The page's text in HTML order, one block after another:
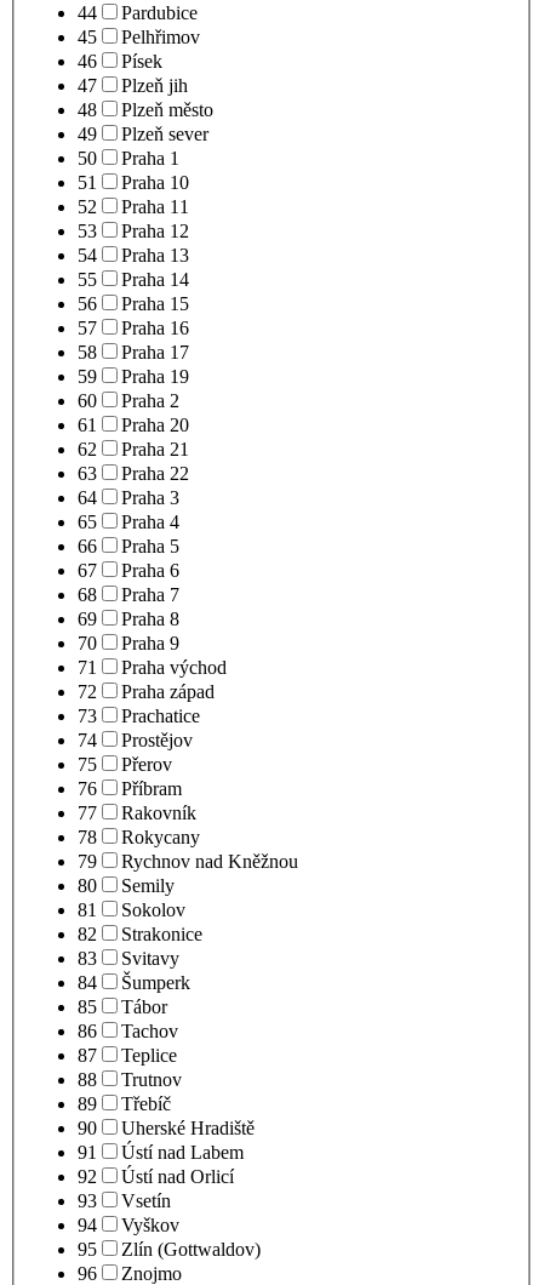
44
Pardubice
45
Pelhřimov
46
Písek
47
Plzeň jih
48
Plzeň město
49
Plzeň sever
50
Praha 1
51
Praha 10
52
Praha 11
53
Praha 12
54
Praha 13
55
Praha 14
56
Praha 15
57
Praha 16
58
Praha 17
59
Praha 19
60
Praha 2
61
Praha 20
62
Praha 21
63
Praha 22
64
Praha 3
65
Praha 4
66
Praha 5
67
Praha 6
68
Praha 7
69
Praha 8
70
Praha 9
71
Praha východ
72
Praha západ
73
Prachatice
74
Prostějov
75
Přerov
76
Příbram
77
Rakovník
78
Rokycany
79
Rychnov nad Kněžnou
80
Semily
81
Sokolov
82
Strakonice
83
Svitavy
84
Šumperk
85
Tábor
86
Tachov
87
Teplice
88
Trutnov
89
Třebíč
90
Uherské Hradiště
91
Ústí nad Labem
92
Ústí nad Orlicí
93
Vsetín
94
Vyškov
95
Zlín (Gottwaldov)
96
Znojmo